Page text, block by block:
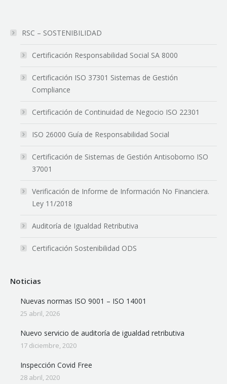
RSC – SOSTENIBILIDAD
Certificación Responsabilidad Social SA 8000
Certificación ISO 37301 Sistemas de Gestión
Compliance
Certificación de Continuidad de Negocio ISO 22301
ISO 26000 Guía de Responsabilidad Social
Certificación de Sistemas de Gestión Antisoborno ISO
37001
Verificación de Informe de Información No Financiera.
Ley 11/2018
Auditoría de Igualdad Retributiva
Certificación Sostenibilidad ODS
Noticias
Nuevas normas ISO 9001 – ISO 14001
25 abril, 2026
Nuevo servicio de auditoría de igualdad retributiva
17 diciembre, 2020
Inspección Covid Free
28 abril, 2020